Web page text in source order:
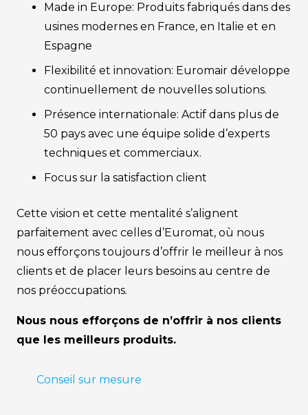
Made in Europe: Produits fabriqués dans des
usines modernes en France, en Italie et en
Espagne
Flexibilité et innovation: Euromair développe
continuellement de nouvelles solutions.
Présence internationale: Actif dans plus de
50 pays avec une équipe solide d’experts
techniques et commerciaux.
Focus sur la satisfaction client
Cette vision et cette mentalité s’alignent
parfaitement avec celles d’Euromat, où nous
nous efforçons toujours d’offrir le meilleur à nos
clients et de placer leurs besoins au centre de
nos préoccupations.
Nous nous efforçons de n’offrir à nos clients
que les meilleurs produits.
Conseil sur mesure